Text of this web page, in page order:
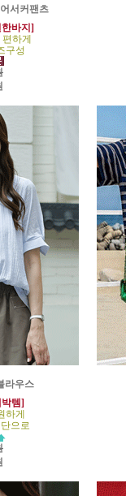
서커팬츠
바지]
하게
구성
라우스
템]
하게
으로